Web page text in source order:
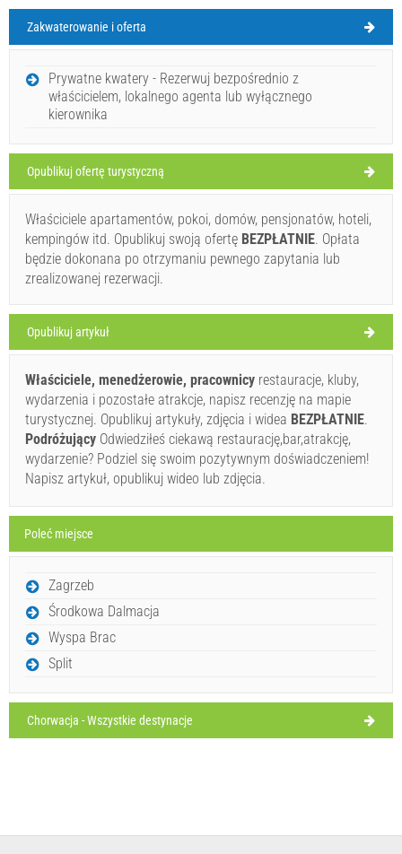
Zman Pogoda
NIEDZIELA
Chorwacja Wyspa Dugi otok
27°C
10.08.2026 28°C Bezchmurnie
wtorek,
11.08.2026 28°C Bezchmurnie
środa, 28°C
czwartek,
13.08.2026
piątek,
14.08.2026 28°C
Zakwaterowanie i oferta
Prywatne kwatery - Rezerwuj bezpośrednio z
właścicielem, lokalnego agenta lub wyłącznego
kierownika
Opublikuj ofertę turystyczną
Właściciele apartamentów, pokoi, domów, pensjonatów, hoteli,
kempingów itd. Opublikuj swoją ofertę BEZPŁATNIE. Opłata
będzie dokonana po otrzymaniu pewnego zapytania lub
zrealizowanej rezerwacji.
Opublikuj artykuł
Właściciele, menedżerowie, pracownicy restauracje, kluby,
wydarzenia i pozostałe atrakcje, napisz recenzję na mapie
turystycznej. Opublikuj artykuły, zdjęcia i widea BEZPŁATNIE.
Podróżujący Odwiedziłeś ciekawą restaurację,bar,atrakcję,
wydarzenie? Podziel się swoim pozytywnym doświadczeniem!
Napisz artykuł, opublikuj wideo lub zdjęcia.
Poleć miejsce
Zagrzeb
Środkowa Dalmacja
Wyspa Brac
Split
Chorwacja - Wszystkie destynacje